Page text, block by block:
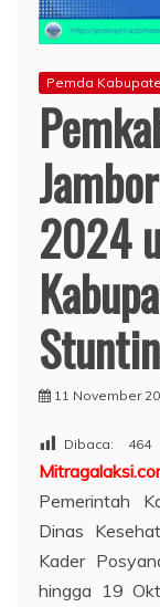
Pemda
2024
11 November
Dibaca: 464
Pemerintah
Dinas
Kader
hingga 19